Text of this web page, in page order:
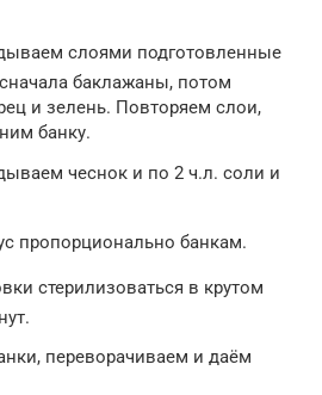
слоями подготовленные
баклажаны, потом
и зелень. Повторяем слои,
банку.
чеснок и по 2 ч.л. соли и
пропорционально банкам.
стерилизоваться в крутом
переворачиваем и даём